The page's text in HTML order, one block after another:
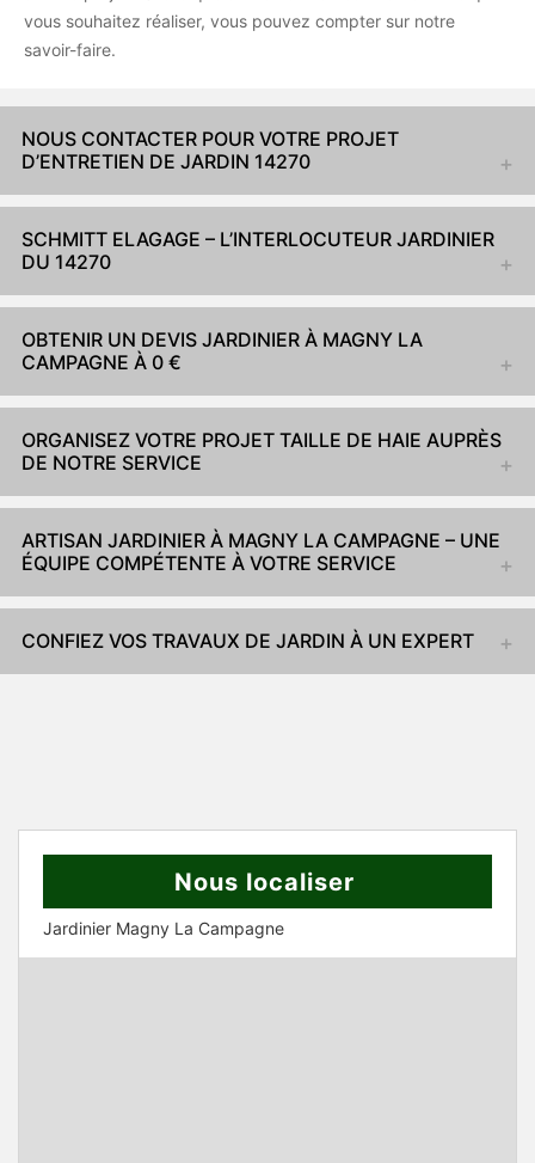
vous souhaitez réaliser, vous pouvez compter sur notre
savoir-faire.
NOUS CONTACTER POUR VOTRE PROJET
D’ENTRETIEN DE JARDIN 14270
SCHMITT ELAGAGE – L’INTERLOCUTEUR JARDINIER
DU 14270
OBTENIR UN DEVIS JARDINIER À MAGNY LA
CAMPAGNE À 0 €
ORGANISEZ VOTRE PROJET TAILLE DE HAIE AUPRÈS
DE NOTRE SERVICE
ARTISAN JARDINIER À MAGNY LA CAMPAGNE – UNE
ÉQUIPE COMPÉTENTE À VOTRE SERVICE
CONFIEZ VOS TRAVAUX DE JARDIN À UN EXPERT
Nous localiser
Jardinier Magny La Campagne